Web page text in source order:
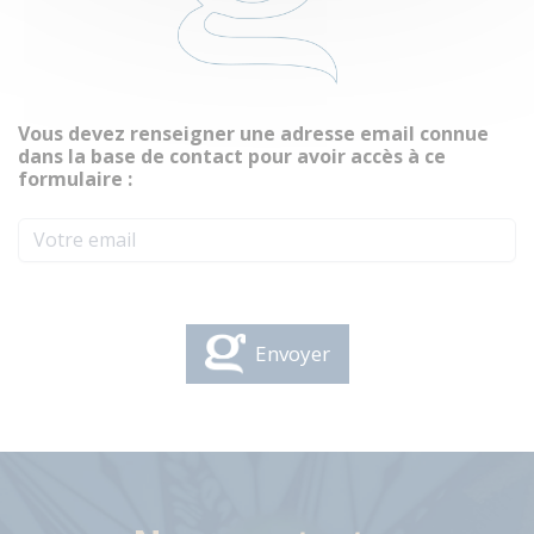
Vous devez renseigner une adresse email connue
dans la base de contact pour avoir accès à ce
formulaire :
Envoyer